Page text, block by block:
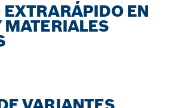
EN
MATERIALES